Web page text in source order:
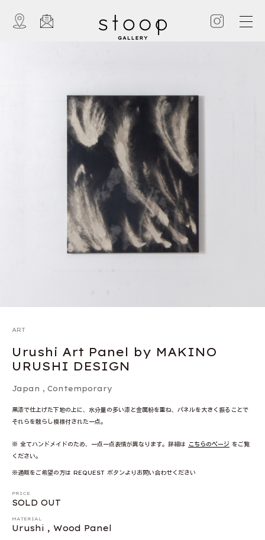
ART
Urushi Art Panel by MAKINO
URUSHI DESIGN
Japan , Contemporary
黒漆で仕上げた下地の上に、水分量の多い漆と金属粉を重ね、パネルを大きく振ることで
それらを散らし模様付された一点。
※ 全てハンドメイドのため、一点一点表情が異なります。詳細は こちらのページ をご覧
ください。
※通販をご希望の方は REQUEST ボタンよりお問い合わせください
PRICE
SOLD OUT
MATERIAL
Urushi , Wood Panel